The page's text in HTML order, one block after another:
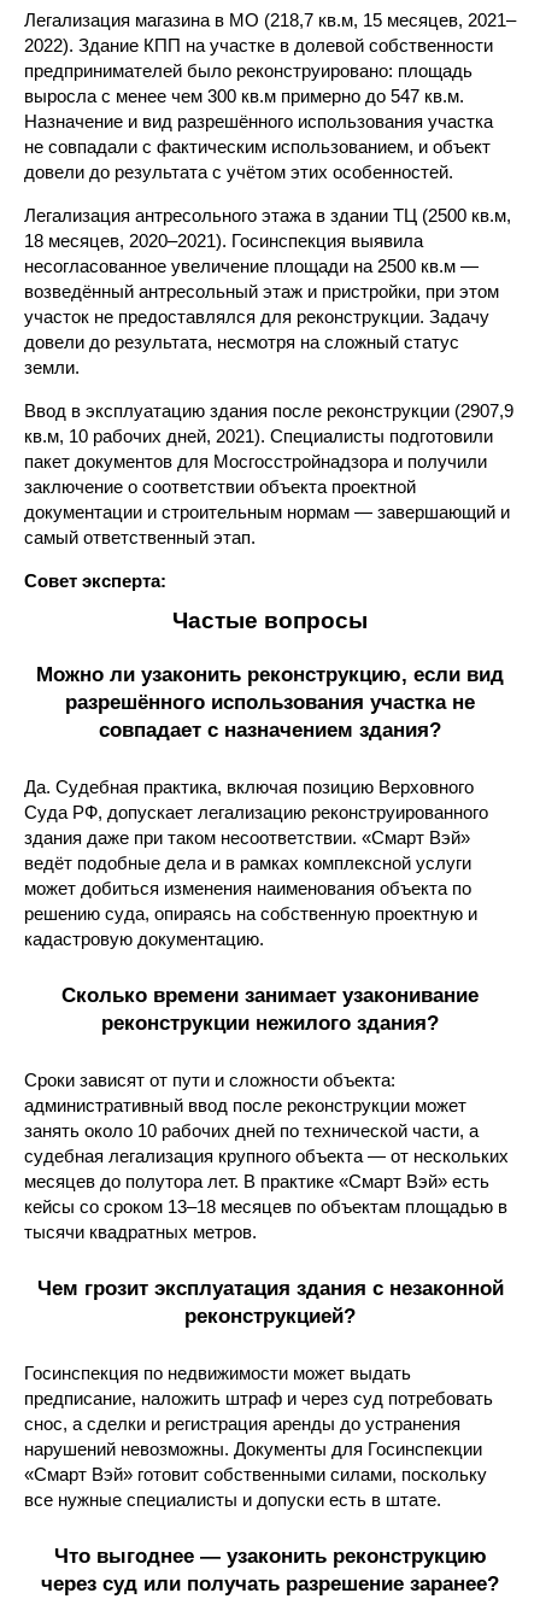
Легализация магазина в МО (218,7 кв.м, 15 месяцев, 2021–
2022). Здание КПП на участке в долевой собственности
предпринимателей было реконструировано: площадь
выросла с менее чем 300 кв.м примерно до 547 кв.м.
Назначение и вид разрешённого использования участка
не совпадали с фактическим использованием, и объект
довели до результата с учётом этих особенностей.
Легализация антресольного этажа в здании ТЦ (2500 кв.м,
18 месяцев, 2020–2021). Госинспекция выявила
несогласованное увеличение площади на 2500 кв.м —
возведённый антресольный этаж и пристройки, при этом
участок не предоставлялся для реконструкции. Задачу
довели до результата, несмотря на сложный статус
земли.
Ввод в эксплуатацию здания после реконструкции (2907,9
кв.м, 10 рабочих дней, 2021). Специалисты подготовили
пакет документов для Мосгосстройнадзора и получили
заключение о соответствии объекта проектной
документации и строительным нормам — завершающий и
самый ответственный этап.
Совет эксперта:
Частые вопросы
Можно ли узаконить реконструкцию, если вид
разрешённого использования участка не
совпадает с назначением здания?
Да. Судебная практика, включая позицию Верховного
Суда РФ, допускает легализацию реконструированного
здания даже при таком несоответствии. «Смарт Вэй»
ведёт подобные дела и в рамках комплексной услуги
может добиться изменения наименования объекта по
решению суда, опираясь на собственную проектную и
кадастровую документацию.
Сколько времени занимает узаконивание
реконструкции нежилого здания?
Сроки зависят от пути и сложности объекта:
административный ввод после реконструкции может
занять около 10 рабочих дней по технической части, а
судебная легализация крупного объекта — от нескольких
месяцев до полутора лет. В практике «Смарт Вэй» есть
кейсы со сроком 13–18 месяцев по объектам площадью в
тысячи квадратных метров.
Чем грозит эксплуатация здания с незаконной
реконструкцией?
Госинспекция по недвижимости может выдать
предписание, наложить штраф и через суд потребовать
снос, а сделки и регистрация аренды до устранения
нарушений невозможны. Документы для Госинспекции
«Смарт Вэй» готовит собственными силами, поскольку
все нужные специалисты и допуски есть в штате.
Что выгоднее — узаконить реконструкцию
через суд или получать разрешение заранее?